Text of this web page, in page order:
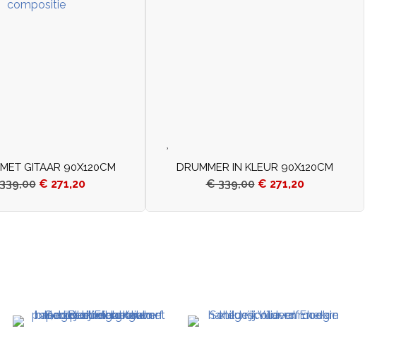
GITAAR 90X120CM
€ 271,20
DRUMMER IN KLEUR 90X120CM
€339,00 € 271,20